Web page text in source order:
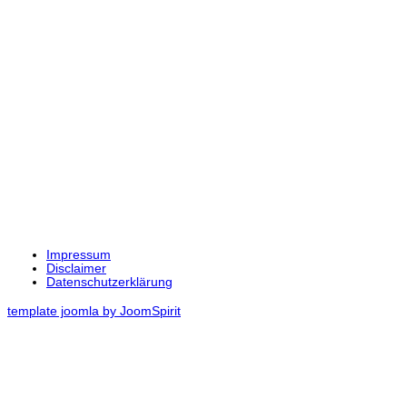
Impressum
Disclaimer
Datenschutzerklärung
template joomla by JoomSpirit